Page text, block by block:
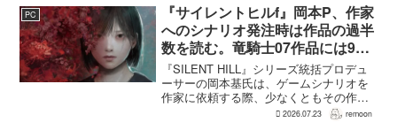
い」と何度も言...
PC
『サイレントヒルf』岡本P、作家
へのシナリオ発注時は作品の過半
数を読む。竜騎士07作品には9割
以上目を通す
『SILENT HILL』シリーズ統括プロデュ
ーサーの岡本基氏は、ゲームシナリオを
作家に依頼する際、少なくともその作家
の作品の過半数に目を通すという。作家
2026.07.23 remoon